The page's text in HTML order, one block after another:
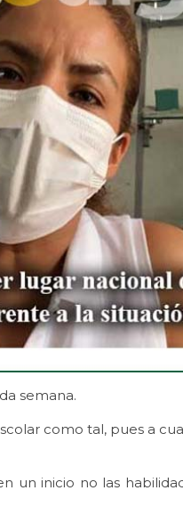
semana.
como tal, pues a
un inicio no las